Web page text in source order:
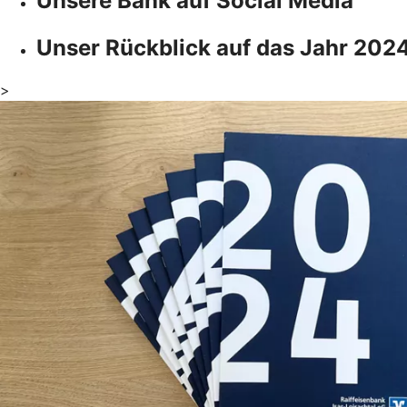
Unser Rückblick auf das Jahr
>